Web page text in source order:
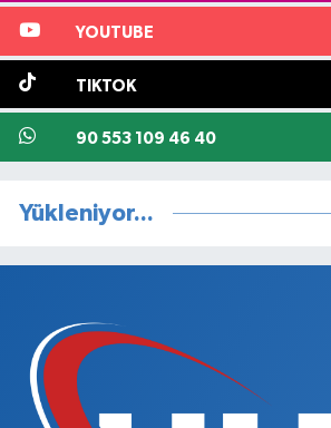
YOUTUBE
TIKTOK
90 553 109 46 40
Yükleniyor...